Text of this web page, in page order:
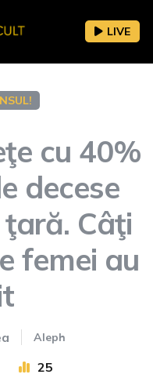
LIVE
cu 40%
decese
Câţi
femei au
Aleph
25